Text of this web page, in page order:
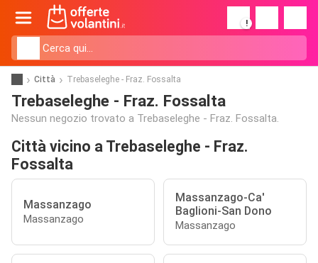
!
Città Trebaseleghe - Fraz. Fossalta
Trebaseleghe - Fraz. Fossalta
Nessun negozio trovato a Trebaseleghe - Fraz. Fossalta.
Città vicino a Trebaseleghe - Fraz.
Fossalta
Massanzago
Massanzago
Massanzago-Ca'
Baglioni-San Dono
Massanzago